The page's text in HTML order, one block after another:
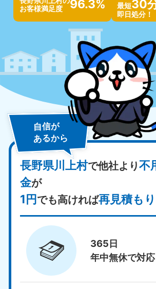
お客様満足度
96.3%
最短30
即日処分！
自信が
あるから
長野県川上村で他社より不
金が
1円でも高ければ再見積もり
365日
年中無休で対応